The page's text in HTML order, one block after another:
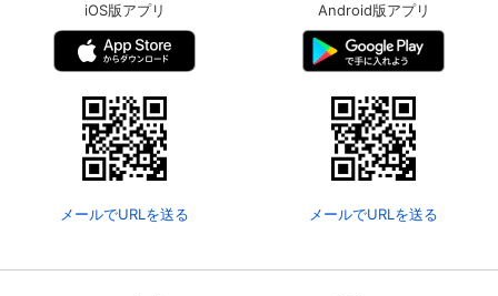
iOS版アプリ
メールでURLを送る
Android版アプリ
メールでURLを送る